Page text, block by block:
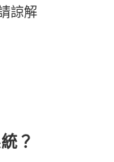
諒解
？